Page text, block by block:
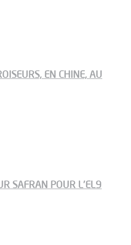
EN CHINE, AU
SAFRAN POUR L’EL9